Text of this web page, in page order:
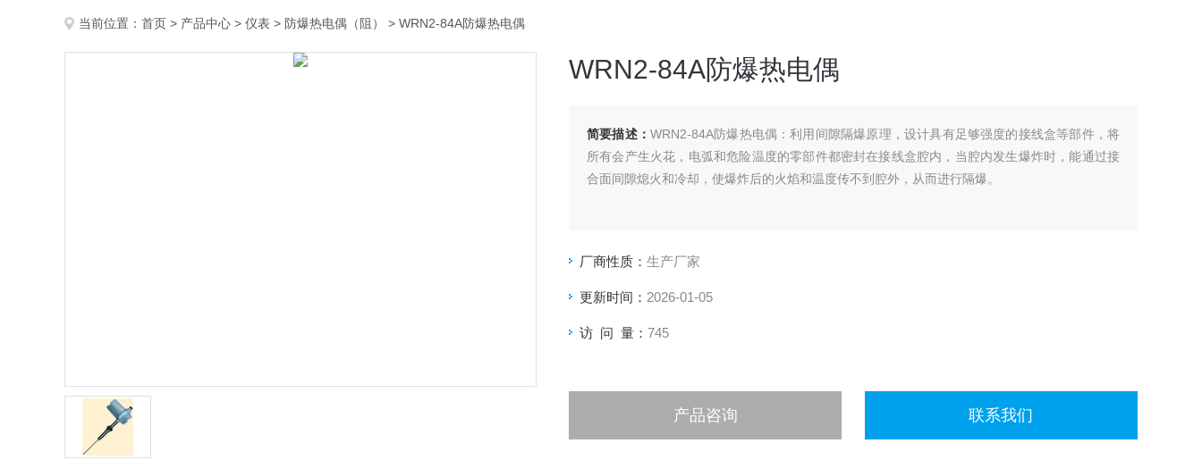
当前位置： 首页 > 产品中心 > 仪表 > 防爆热电偶（阻） > WRN2-84A防爆热电偶
WRN2-84A防爆热电偶
简要描述： WRN2-84A防爆热电偶：利用间隙隔爆原理，设计具有足够强度的接线盒等部件，将
所有会产生火花，电弧和危险温度的零部件都密封在接线盒腔内，当腔内发生爆炸时，能通过接
合面间隙熄火和冷却，使爆炸后的火焰和温度传不到腔外，从而进行隔爆。
厂商性质： 生产厂家
更新时间： 2026-01-05
访 问 量： 745
产品咨询 联系我们